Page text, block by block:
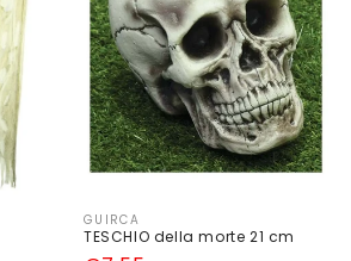
Produttore:
GUIRCA
TESCHIO della morte 21 cm